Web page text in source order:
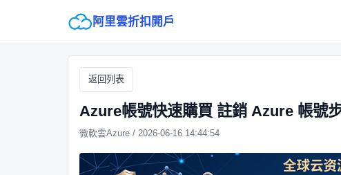
阿里雲折扣開戶
返回列表
Azure帳號快速購買 註銷 Azure 帳號
微軟雲Azure / 2026-06-16 14:44:54